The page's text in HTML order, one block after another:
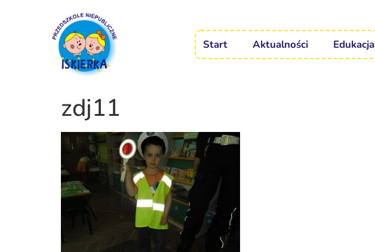
Start Aktualności Edukacja
zdj11